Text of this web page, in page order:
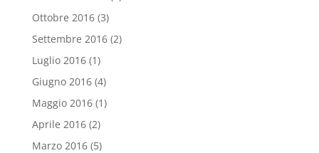
Ottobre 2016(3)
Settembre 2016(2)
Luglio 2016(1)
Giugno 2016(4)
Maggio 2016(1)
Aprile 2016(2)
Marzo 2016(5)